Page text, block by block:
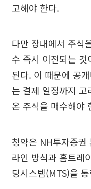
고해야 한다.
다만 장내에서 주식
수 즉시 이전되는
된다. 이 때문에 공
는 결제 일정까지
온 주식을 매수해야
청약은 NH투자증권
라인 방식과 홈트레
딩시스템(MTS)을